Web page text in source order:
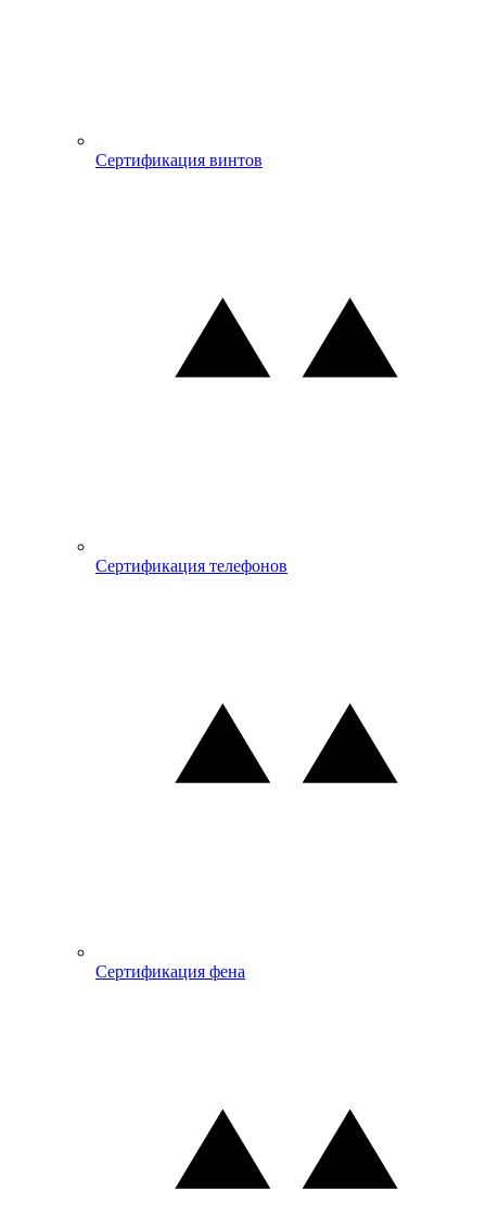
Сертификация винтов
Сертификация телефонов
Сертификация фена